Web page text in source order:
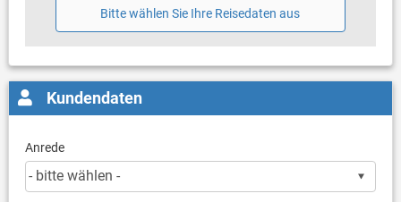
Bitte wählen Sie Ihre Reisedaten aus
Kundendaten
Anrede